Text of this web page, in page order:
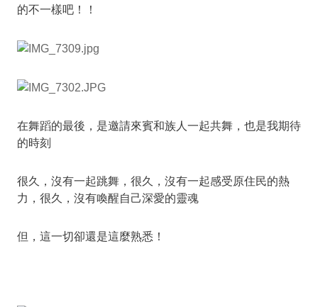
的不一樣吧！！
在舞蹈的最後，是邀請來賓和族人一起共舞，也是我期待
的時刻
很久，沒有一起跳舞，很久，沒有一起感受原住民的熱
力，很久，沒有喚醒自己深愛的靈魂
但，這一切卻還是這麼熟悉！